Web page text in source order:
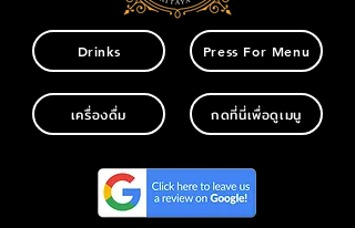
Drinks Press For Menu
เครื่องดื่ม กดที่นี่เพื่อดูเมนู